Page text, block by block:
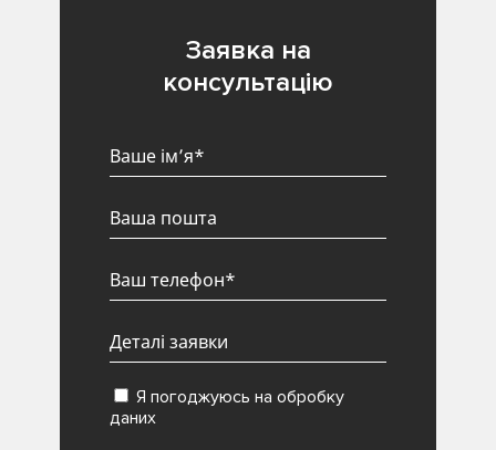
Заявка на
консультацію
Я погоджуюсь на обробку
даних